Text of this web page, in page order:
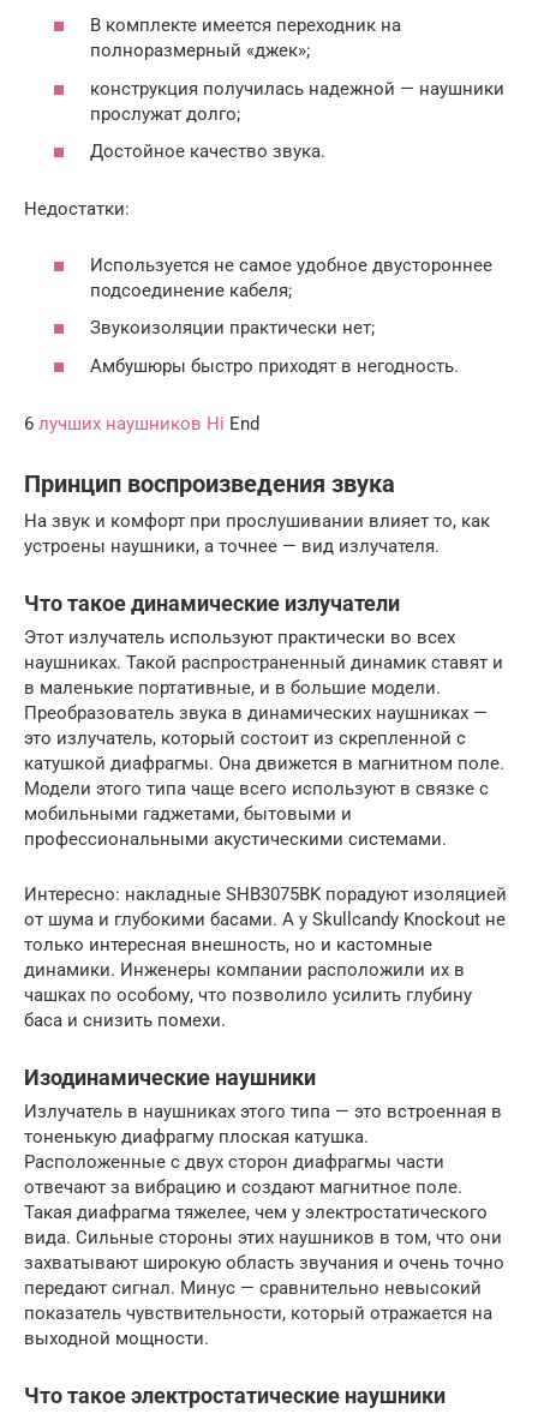
В комплекте имеется переходник на
полноразмерный «джек»;
конструкция получилась надежной — наушники
прослужат долго;
Достойное качество звука.
Недостатки:
Используется не самое удобное двустороннее
подсоединение кабеля;
Звукоизоляции практически нет;
Амбушюры быстро приходят в негодность.
6 лучших наушников Hi End
Принцип воспроизведения звука
На звук и комфорт при прослушивании влияет то, как
устроены наушники, а точнее — вид излучателя.
Что такое динамические излучатели
Этот излучатель используют практически во всех
наушниках. Такой распространенный динамик ставят и
в маленькие портативные, и в большие модели.
Преобразователь звука в динамических наушниках —
это излучатель, который состоит из скрепленной с
катушкой диафрагмы. Она движется в магнитном поле.
Модели этого типа чаще всего используют в связке с
мобильными гаджетами, бытовыми и
профессиональными акустическими системами.
Интересно: накладные SHB3075BK порадуют изоляцией
от шума и глубокими басами. А у Skullcandy Knockout не
только интересная внешность, но и кастомные
динамики. Инженеры компании расположили их в
чашках по особому, что позволило усилить глубину
баса и снизить помехи.
Изодинамические наушники
Излучатель в наушниках этого типа — это встроенная в
тоненькую диафрагму плоская катушка.
Расположенные с двух сторон диафрагмы части
отвечают за вибрацию и создают магнитное поле.
Такая диафрагма тяжелее, чем у электростатического
вида. Сильные стороны этих наушников в том, что они
захватывают широкую область звучания и очень точно
передают сигнал. Минус — сравнительно невысокий
показатель чувствительности, который отражается на
выходной мощности.
Что такое электростатические наушники